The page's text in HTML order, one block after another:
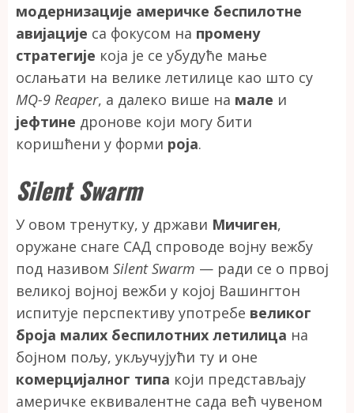
модернизације америчке беспилотне
авијације са фокусом на промену
стратегије која је се убудуће мање
ослањати на велике летилице као што су
MQ-9 Reaper, а далеко више на мале и
јефтине дронове који могу бити
коришћени у форми роја.
Silent Swarm
У овом тренутку, у држави Мичиген,
оружане снаге САД спроводе војну вежбу
под називом Silent Swarm — ради се о првој
великој војној вежби у којој Вашингтон
испитује перспективу употребе великог
броја малих беспилотних летилица на
бојном пољу, укључујући ту и оне
комерцијалног типа који представљају
америчке еквивалентне сада већ чувеном